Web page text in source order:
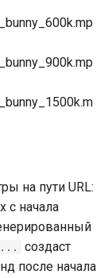
на пути URL:
с начала
...
создаст
после начала